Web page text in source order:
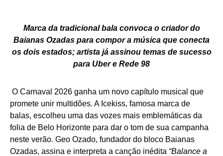
Marca da tradicional bala convoca o criador do
Baianas Ozadas para compor a música que conecta
os dois estados; artista já assinou temas de sucesso
para Uber e Rede 98
O Carnaval 2026 ganha um novo capítulo musical que
promete unir multidões. A Icekiss, famosa marca de
balas, escolheu uma das vozes mais emblemáticas da
folia de Belo Horizonte para dar o tom de sua campanha
neste verão. Geo Ozado, fundador do bloco Baianas
Ozadas, assina e interpreta a canção inédita “Balance a